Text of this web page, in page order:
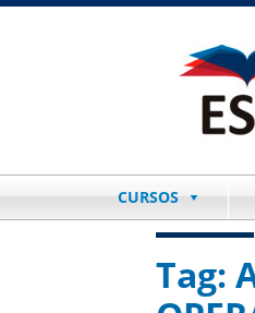
CURSOS
Tag: